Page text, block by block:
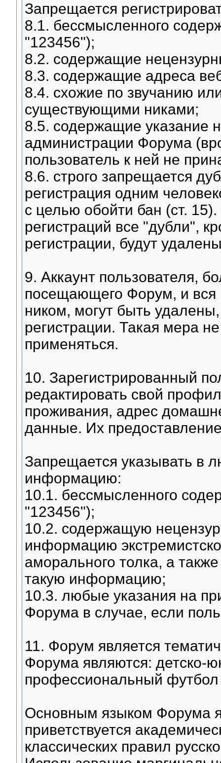
Запрещается
8.1. бессмысленного
"123456");
8.2. содержащие
8.3. содержащие адреса
8.4. схожие по звучанию
существующими никами;
8.5. содержащие указание
администрации Форума
пользователь к ней не
8.6. строго запрещается
регистрация одним
с целью обойти бан (ст.
регистраций все "дубли",
регистрации, будут
9. Аккаунт пользователя,
посещающего Форум, и вся
ником, могут быть
регистрации. Такая мера
применяться.
10. Зарегистрированный
редактировать свой
проживания, адрес
данные. Их
Запрещается указывать в
информацию:
10.1. бессмысленного
"123456");
10.2. содержащую
информацию
аморального толка, а
такую информацию;
10.3. любые указания на
Форума в случае, если
11. Форум является
Форума являются: детско-
профессиональный футбол
Основным языком Форума
приветствуется
классических правил